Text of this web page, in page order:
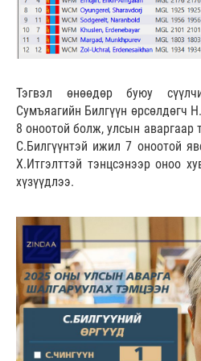
Тэгвэл өнөөдөр буюу
Сумъяагийн Билгүүн өрсөлдөгч
8 оноотой болж, улсын аваргаар
С.Билгүүнтэй ижил 7 оноотой
Х.Итгэлттэй тэнцсэнээр оноо
хүзүүдлээ.